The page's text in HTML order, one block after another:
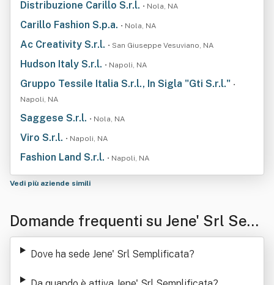
Distribuzione Carillo S.r.l. • Nola, NA
Carillo Fashion S.p.a. • Nola, NA
Ac Creativity S.r.l. • San Giuseppe Vesuviano, NA
Hudson Italy S.r.l. • Napoli, NA
Gruppo Tessile Italia S.r.l., In Sigla "Gti S.r.l." •
Napoli, NA
Saggese S.r.l. • Nola, NA
Viro S.r.l. • Napoli, NA
Fashion Land S.r.l. • Napoli, NA
Vedi più aziende simili
Domande frequenti su Jene' Srl Sem
plificata
Dove ha sede Jene' Srl Semplificata?